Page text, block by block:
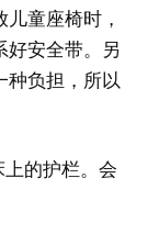
童座椅时，
好安全带。另
种负担，所以
的护栏。会